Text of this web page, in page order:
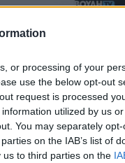
or processing of your
use the below opt-out
request is processed
utilized by us
You may separately
on the IAB’s list of
to third parties on the